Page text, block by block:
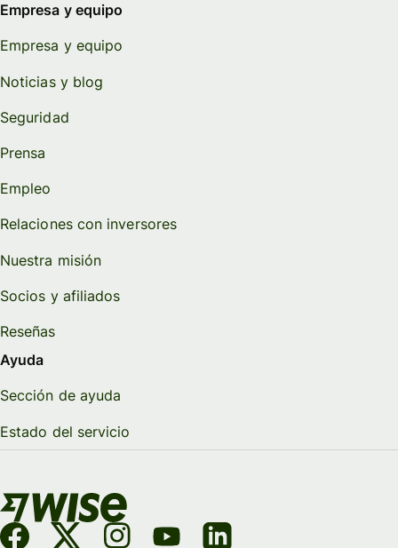
Empresa y equipo
Empresa y equipo
Noticias y blog
Seguridad
Prensa
Empleo
Relaciones con inversores
Nuestra misión
Socios y afiliados
Reseñas
Ayuda
Sección de ayuda
Estado del servicio